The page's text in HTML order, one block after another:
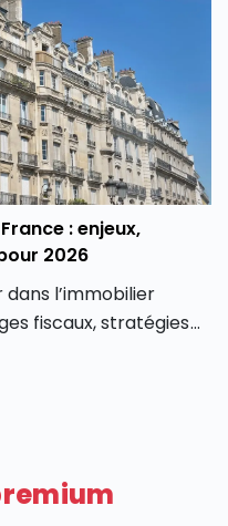
: enjeux,
2026
l’immobilier
fiscaux, stratégies